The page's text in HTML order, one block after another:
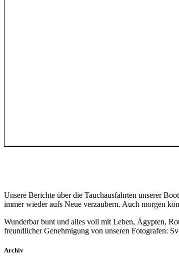
Unsere Berichte über die Tauchausfahrten unserer
immer wieder aufs Neue verzaubern. Auch morgen
Wunderbar bunt und alles voll mit Leben, Ägypten,
freundlicher Genehmigung von unseren Fotografen:
Archiv